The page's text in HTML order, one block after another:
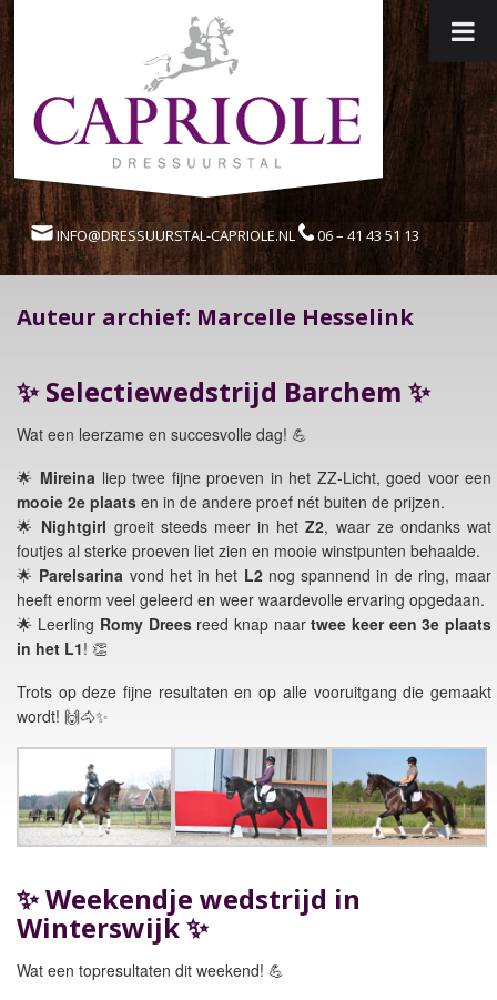
INFO@DRESSUURSTAL-CAPRIOLE.NL 06 – 41 43 51 13
Auteur archief: Marcelle Hesselink
✨ Selectiewedstrijd Barchem ✨
Wat een leerzame en succesvolle dag! 💪
🌟 Mireina liep twee fijne proeven in het ZZ-Licht, goed voor een
mooie 2e plaats en in de andere proef nét buiten de prijzen.
🌟 Nightgirl groeit steeds meer in hetZ2, waar ze ondanks wat
foutjes al sterke proeven liet zien en mooie winstpunten behaalde.
🌟 Parelsarina vond het in het L2nog spannend in de ring, maar
heeft enorm veel geleerd en weer waardevolle ervaring opgedaan.
🌟 Leerling Romy Dreesreed knap naartwee keer een 3e plaats
in het L1! 👏
Trots op deze fijne resultaten en op alle vooruitgang die gemaakt
wordt! 🙌🐴✨
✨ Weekendje wedstrijd in
Winterswijk ✨
Wat een topresultaten dit weekend! 💪